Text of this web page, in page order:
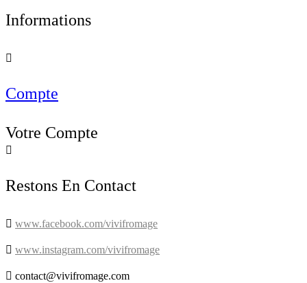
Informations

Compte
Votre Compte

Restons En Contact
 www.facebook.com/vivifromage
 www.instagram.com/vivifromage
 contact@vivifromage.com